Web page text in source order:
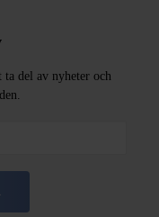
ta del av nyheter och